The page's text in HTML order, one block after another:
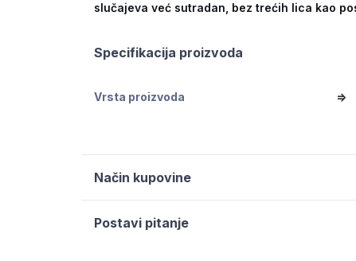
slučajeva već sutradan, bez trećih lica kao
Specifikacija proizvoda
Vrsta proizvoda =>
Način kupovine
Postavi pitanje